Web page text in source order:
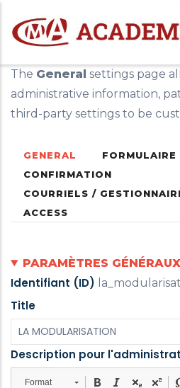
au
contenu
principal
The General settings page
administrative information,
third-party settings to be
Primary
tabs
Secondary
tabs
GENERAL
(ONGLET
ACTIF)
FORMULAIRE
CONFIRMATION
COURRIELS /
ACCESS
PARAMÈTRES GÉNÉRAUX
Identifiant (ID)
Title
Description pour
Description
Format